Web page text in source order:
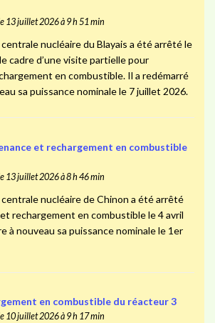
13 juillet 2026 à 9 h 51 min
nucléaire du Blayais a été arrêté le
cadre d’une visite partielle pour
en combustible. Il a redémarré
sa puissance nominale le 7 juillet 2026.
et rechargement en combustible
13 juillet 2026 à 8 h 46 min
nucléaire de Chinon a été arrêté
rechargement en combustible le 4 avril
à nouveau sa puissance nominale le 1er
en combustible du réacteur 3
10 juillet 2026 à 9 h 17 min